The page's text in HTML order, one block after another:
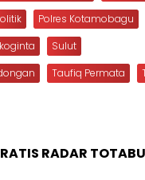
Polres Kotamobagu
Sulut
Taufiq Permata
RADAR